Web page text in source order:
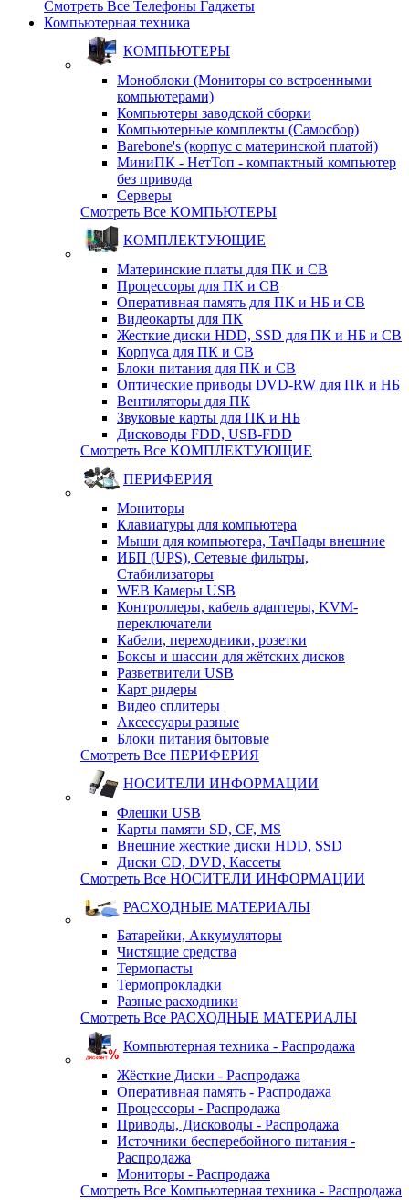
Смотреть Все Телефоны Гаджеты
Компьютерная техника
КОМПЬЮТЕРЫ
Моноблоки (Мониторы со встроенными
компьютерами)
Компьютеры заводской сборки
Компьютерные комплекты (Самосбор)
Barebone's (корпус с материнской платой)
МиниПК - НетТоп - компактный компьютер
без привода
Серверы
Смотреть Все КОМПЬЮТЕРЫ
КОМПЛЕКТУЮЩИЕ
Материнские платы для ПК и СВ
Процессоры для ПК и СВ
Оперативная память для ПК и НБ и СВ
Видеокарты для ПК
Жесткие диски HDD, SSD для ПК и НБ и СВ
Корпуса для ПК и СВ
Блоки питания для ПК и СВ
Оптические приводы DVD-RW для ПК и НБ
Вентиляторы для ПК
Звуковые карты для ПК и НБ
Дисководы FDD, USB-FDD
Смотреть Все КОМПЛЕКТУЮЩИЕ
ПЕРИФЕРИЯ
Мониторы
Клавиатуры для компьютера
Мыши для компьютера, ТачПады внешние
ИБП (UPS), Cетевые фильтры,
Cтабилизаторы
WEB Камеры USB
Контроллеры, кабель адаптеры, KVM-
переключатели
Кабели, переходники, розетки
Боксы и шассии для жётских дисков
Разветвители USB
Карт ридеры
Видео сплитеры
Аксессуары разные
Блоки питания бытовые
Смотреть Все ПЕРИФЕРИЯ
НОСИТЕЛИ ИНФОРМАЦИИ
Флешки USB
Карты памяти SD, CF, MS
Внешние жесткие диски HDD, SSD
Диски CD, DVD, Кассеты
Смотреть Все НОСИТЕЛИ ИНФОРМАЦИИ
РАСХОДНЫЕ МАТЕРИАЛЫ
Батарейки, Аккумуляторы
Чистящие средства
Термопасты
Термопрокладки
Разные расходники
Смотреть Все РАСХОДНЫЕ МАТЕРИАЛЫ
Компьютерная техника - Распродажа
Жёсткие Диски - Распродажа
Оперативная память - Распродажа
Процессоры - Распродажа
Приводы, Дисководы - Распродажа
Источники бесперебойного питания -
Распродажа
Мониторы - Распродажа
Смотреть Все Компьютерная техника - Распродажа